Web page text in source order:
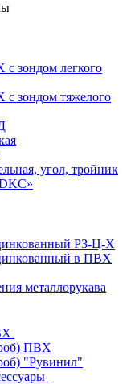
зондом легкого
зондом тяжелого
угол, тройник
РЗ-Ц-Х
в ПВХ
металлорукава
ПВХ
"Рувинил"